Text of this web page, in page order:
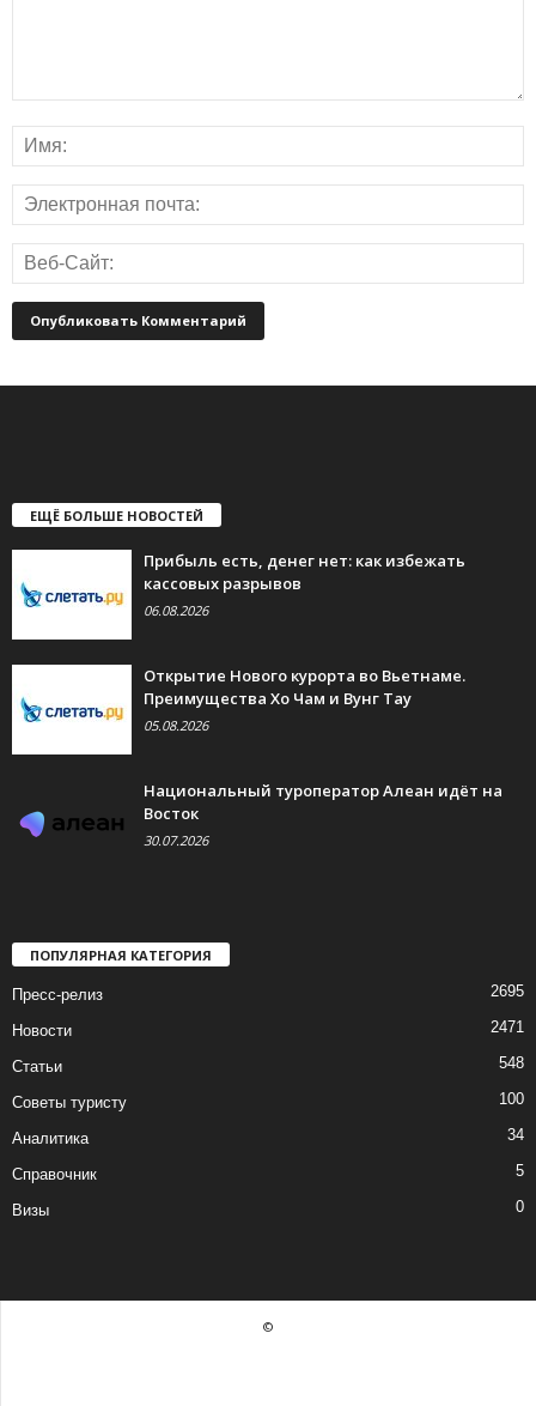
ЕЩЁ БОЛЬШЕ НОВОСТЕЙ
Прибыль есть, денег нет: как избежать
кассовых разрывов
06.08.2026
Открытие Нового курорта во Вьетнаме.
Преимущества Хо Чам и Вунг Тау
05.08.2026
Национальный туроператор Алеан идёт на
Восток
30.07.2026
ПОПУЛЯРНАЯ КАТЕГОРИЯ
Пресс-релиз 2695
Новости 2471
Статьи 548
Советы туристу 100
Аналитика 34
Справочник 5
Визы 0
©